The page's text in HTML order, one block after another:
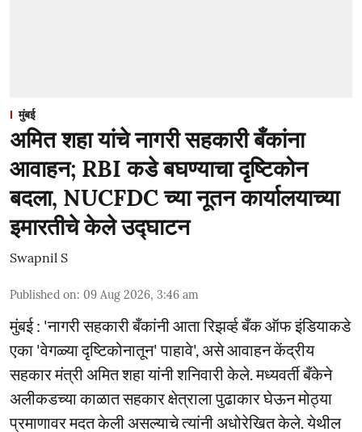
मुंबई
अमित शहा यांचे नागरी सहकारी बँकांना
आवाहन; RBI कडे बघण्याचा दृष्टिकोन
बदला, NUCFDC च्या नूतन कार्यालयाच्या
इमारतीचे केले उद्घाटन
Swapnil S
Published on: 09 Aug 2026, 3:46 am
मुंबई : 'नागरी सहकारी बँकांनी आता रिझर्व्ह बँक ऑफ इंडियाकडे
एका 'वेगळ्या दृष्टिकोनातून' पाहावे', असे आवाहन केंद्रीय
सहकार मंत्री अमित शहा यांनी शनिवारी केले. मध्यवर्ती बँकेने
अलीकडच्या काळात सहकार क्षेत्राला पुढाकार घेऊन मोठ्या
प्रमाणावर मदत केली असल्याचे त्यांनी अधोरेखित केले. येथील